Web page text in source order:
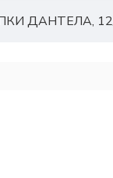
ДАНТЕЛА,